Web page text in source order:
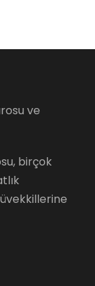
birçok